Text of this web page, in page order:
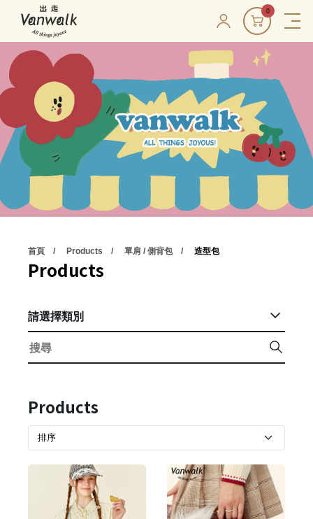
0
首頁 Products 單肩 / 側背包 造型包
Products
請選擇類別
Products